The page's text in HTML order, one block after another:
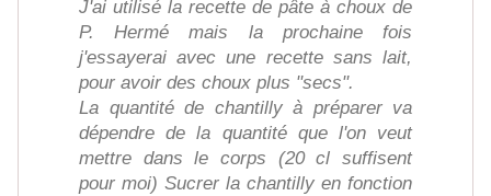
J'ai utilisé la recette de pâte à choux de
P. Hermé mais la prochaine fois
j'essayerai avec une recette sans lait,
pour avoir des choux plus "secs".
La quantité de chantilly à préparer va
dépendre de la quantité que l'on veut
mettre dans le corps (20 cl suffisent
pour moi) Sucrer la chantilly en fonction